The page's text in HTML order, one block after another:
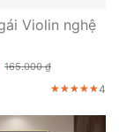
Violin nghệ
165.000 ₫
★★★★★
★★★★★
★★★★★4